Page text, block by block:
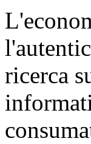
ricerca